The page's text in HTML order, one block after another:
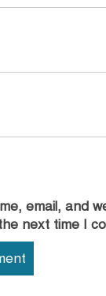
email, and
next time I